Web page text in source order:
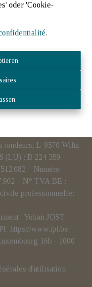
oder 'Cookie-
.
tondeurs, L-9570 Wiltz
(LU) : B 224 359
– Numéro
– N° TVA BE :
professionnelle:
: Yohan JOST
https://www.ipi.be
16b - 1000
d'utilisation